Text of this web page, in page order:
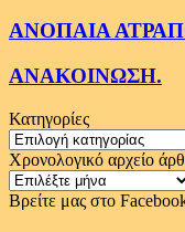
ΑΝΟΠΑΙΑ
ΑΝΑΚΟΙΝΩΣΗ.
Κατηγορίες
Κατηγορίες
Χρονολογικό αρχείο
Χρονολογικό
αρχείο
Βρείτε μας στο